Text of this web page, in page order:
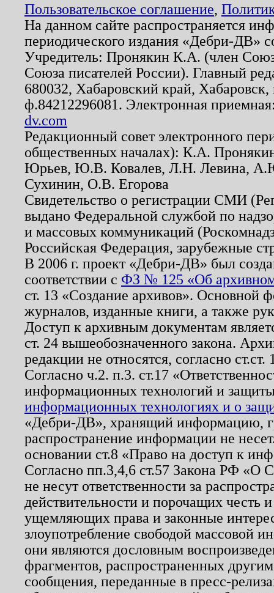
Пользовательское соглашение,
На данном сайте распространяется
периодического издания «Дебри-ДВ»
Учредитель: Пронякин К.А. (член
Союза писателей России). Главный
680032, Хабаровский край,
ф.84212296081. Электронная
dv.com
Редакционный совет электронного
общественных началах): К.А.
Юрьев, Ю.В. Ковалев, Л.Н. Левина,
Сухинин, О.В. Егорова
Свидетельство о регистрации СМИ
выдано Федеральной службой по
и массовых коммуникаций
Российская Федерация, зарубежные
В 2006 г. проект «Дебри-ДВ» был
соответствии с ФЗ № 125 «Об
ст. 13 «Создание архивов». Основной
журналов, изданные книги, а также
Доступ к архивным документам
ст. 24 вышеобозначенного закона.
редакции не относятся, согласно
Согласно ч.2. п.3. ст.17
информационных технологий и
информационных технологиях и о
«Дебри-ДВ», хранящий информацию,
распространение информации не
основании ст.8 «Право на доступ к
Согласно пп.3,4,6 ст.57 Закона РФ «О
не несут ответственности за
действительности и порочащих честь
ущемляющих права и законные
злоупотребление свободой массовой
они являются дословным
фрагментов, распространенных
сообщения, переданные в пресс-